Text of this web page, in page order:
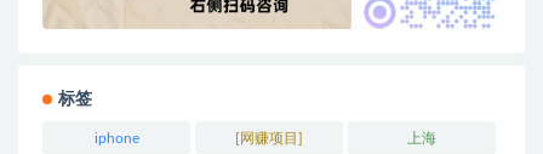
标签
iphone [网赚项目] 上海